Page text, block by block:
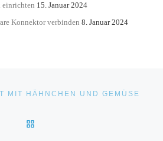
einrichten 15. Januar 2024
Konnektor verbinden 8. Januar 2024
MIT HÄHNCHEN UND GEMÜSE